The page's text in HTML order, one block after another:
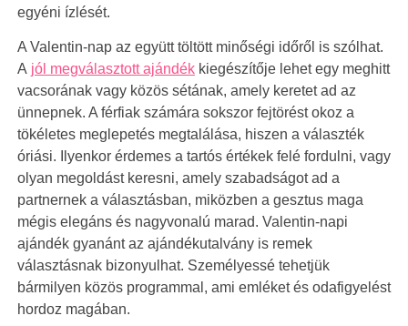
egyéni ízlését.
A Valentin-nap az együtt töltött minőségi időről is szólhat.
A jól megválasztott ajándékkiegészítője lehet egy meghitt
vacsorának vagy közös sétának, amely keretet ad az
ünnepnek. A férfiak számára sokszor fejtörést okoz a
tökéletes meglepetés megtalálása, hiszen a választék
óriási. Ilyenkor érdemes a tartós értékek felé fordulni, vagy
olyan megoldást keresni, amely szabadságot ad a
partnernek a választásban, miközben a gesztus maga
mégis elegáns és nagyvonalú marad. Valentin-napi
ajándék gyanánt az ajándékutalvány is remek
választásnak bizonyulhat. Személyessé tehetjük
bármilyen közös programmal, ami emléket és odafigyelést
hordoz magában.